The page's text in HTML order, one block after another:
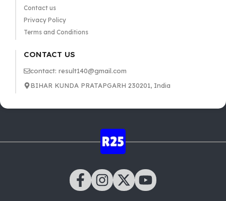
Contact us
Privacy Policy
Terms and Conditions
CONTACT US
contact: result140@gmail.com
BIHAR KUNDA PRATAPGARH 230201, India